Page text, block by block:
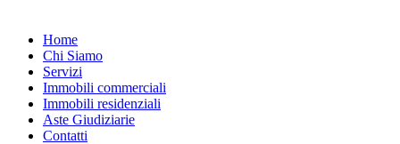
Home
Chi Siamo
Servizi
Immobili commerciali
Immobili residenziali
Aste Giudiziarie
Contatti